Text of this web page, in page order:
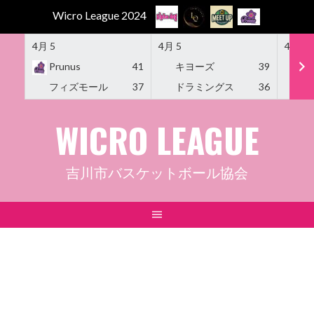
Wicro League 2024
4月 5
Prunus
41
フィズモール
37
4月 5
キヨーズ
39
ドラミングス
36
4月 5
WICRO LEAGUE
吉川市バスケットボール協会